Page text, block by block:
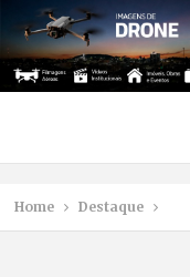
Home Destaque